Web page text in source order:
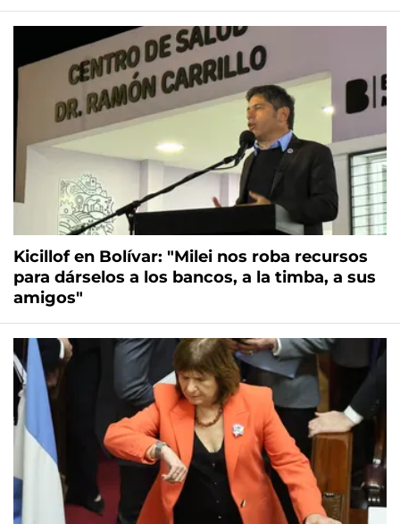
Kicillof en Bolívar: "Milei nos roba recursos
para dárselos a los bancos, a la timba, a sus
amigos"